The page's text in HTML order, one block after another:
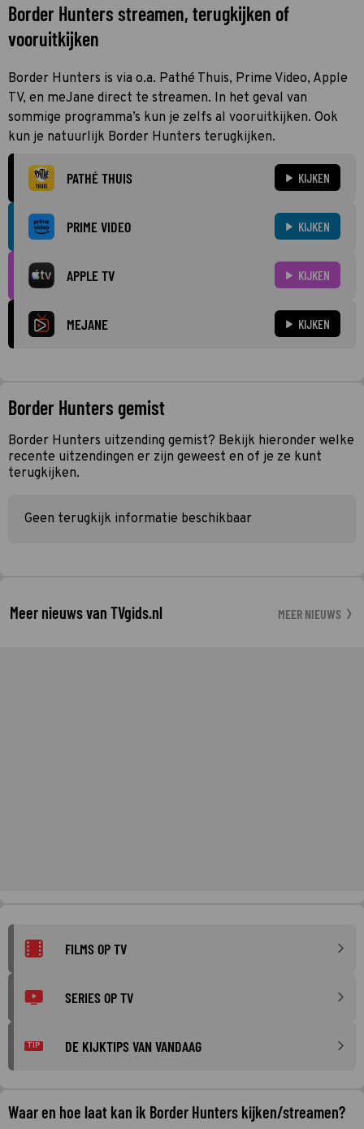
Border Hunters streamen, terugkijken of
vooruitkijken
Border Hunters is via o.a. Pathé Thuis, Prime Video, Apple
TV, en meJane direct te streamen. In het geval van
sommige programma’s kun je zelfs al vooruitkijken. Ook
kun je natuurlijk Border Hunters terugkijken.
PATHÉ THUIS KIJKEN
PRIME VIDEO KIJKEN
APPLE TV KIJKEN
MEJANE KIJKEN
Border Hunters gemist
Border Hunters uitzending gemist? Bekijk hieronder welke
recente uitzendingen er zijn geweest en of je ze kunt
terugkijken.
Geen terugkijk informatie beschikbaar
Meer nieuws van TVgids.nl MEER NIEUWS
FILMS OP TV
SERIES OP TV
TIP DE KIJKTIPS VAN VANDAAG
Waar en hoe laat kan ik Border Hunters kijken/streamen?